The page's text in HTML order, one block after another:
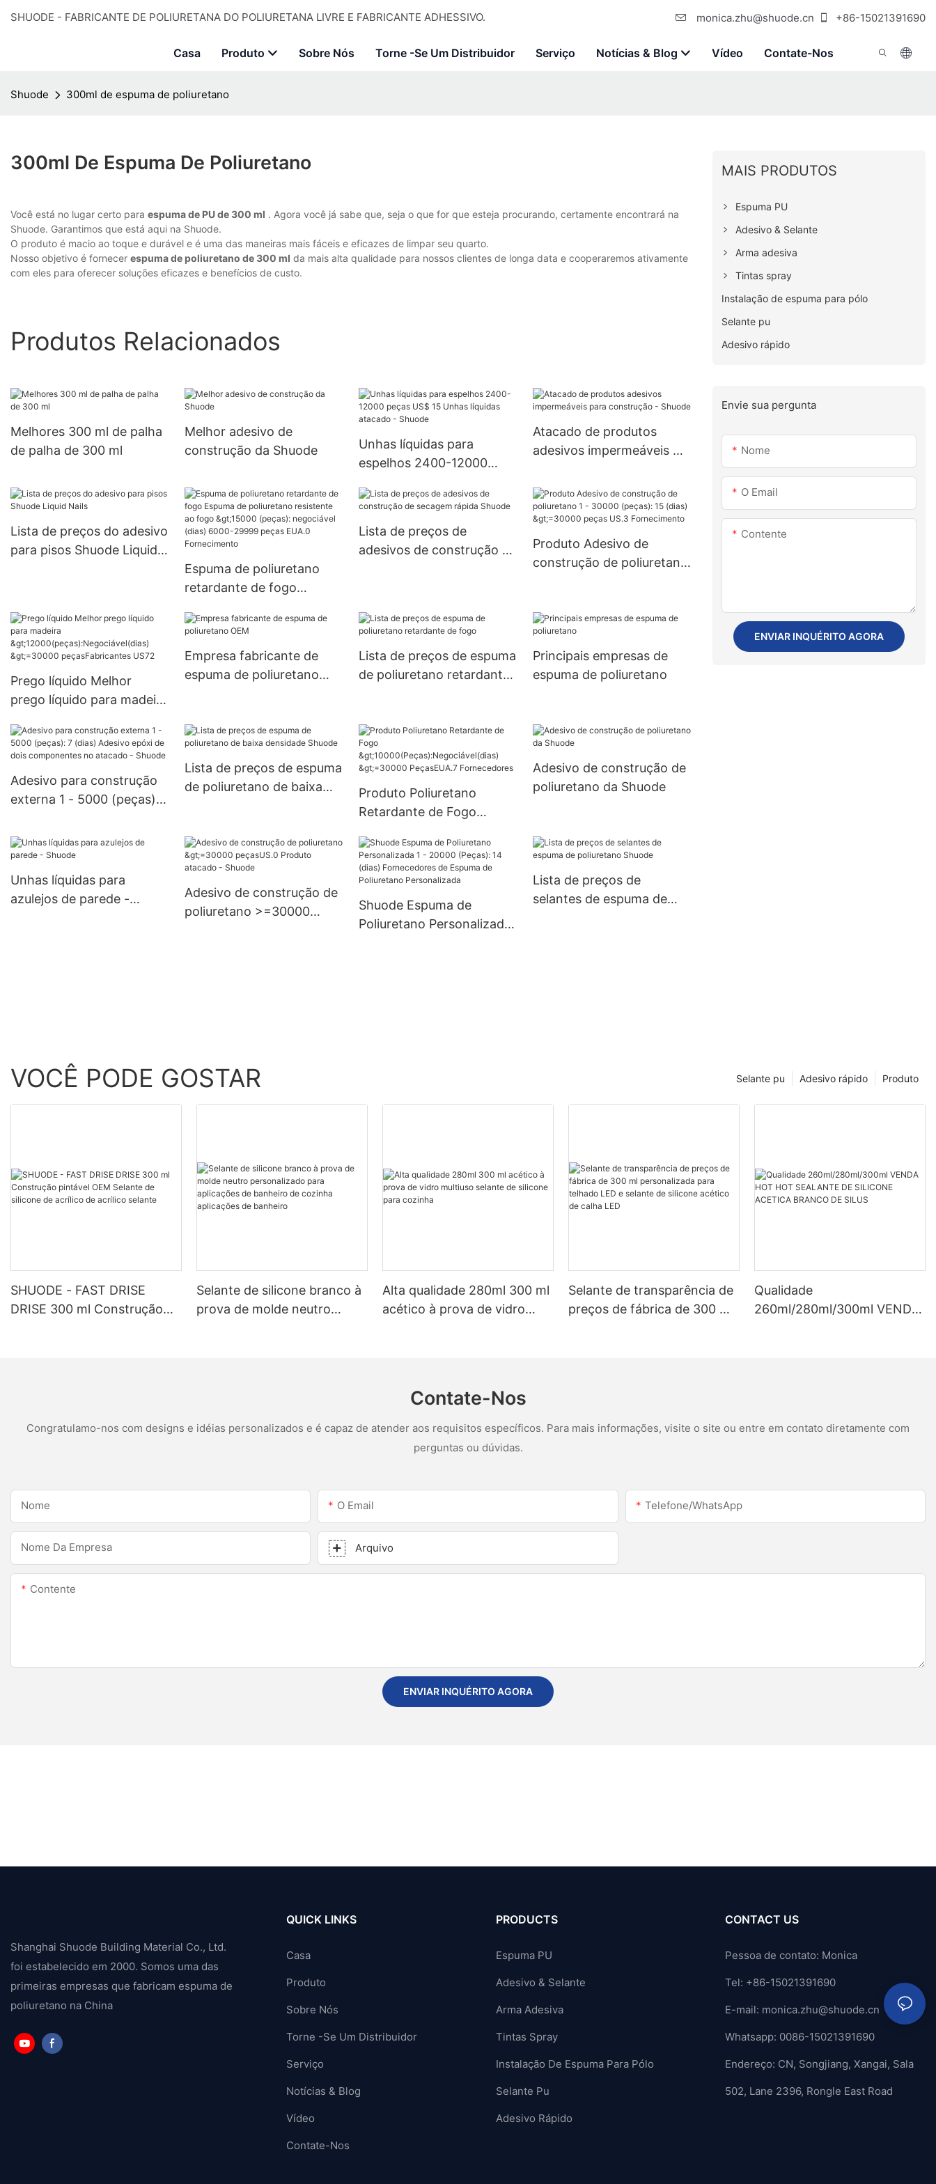
SHUODE - FABRICANTE DE POLIURETANA DO POLIURETANA LIVRE E FABRICANTE ADHESSIVO. monica.zhu@shuode.cn +86-15021391690
Casa Produto Sobre Nós Torne -se Um Distribuidor Serviço Notícias & Blog Vídeo Contate-Nos
Shuode 300ml de espuma de poliuretano
300ml De Espuma De Poliuretano
Você está no lugar certo para espuma de PU de 300 ml . Agora você já sabe que, seja o que for que esteja procurando, certamente encontrará na
Shuode. Garantimos que está aqui na Shuode.
O produto é macio ao toque e durável e é uma das maneiras mais fáceis e eficazes de limpar seu quarto.
Nosso objetivo é fornecer espuma de poliuretano de 300 ml da mais alta qualidade para nossos clientes de longa data e cooperaremos ativamente
com eles para oferecer soluções eficazes e benefícios de custo.
Produtos Relacionados
Melhores 300 ml de palha
de palha de 300 ml
Melhor adesivo de
construção da Shuode
Unhas líquidas para
espelhos 2400-12000
líquidas atacado - Shuode
Atacado de produtos
adesivos impermeáveis ​​
Lista de preços do adesivo
para pisos Shuode Liquid
Espuma de poliuretano
retardante de fogo
resistente ao fogo >15000
6000-29999 peças EUA.0
Fornecimento
Lista de preços de
adesivos de construção de
Produto Adesivo de
construção de poliuretano
US.3 Fornecimento
Prego líquido Melhor
prego líquido para madeira
(dias) >=30000
peçasFabricantes US72
Empresa fabricante de
espuma de poliuretano
Lista de preços de espuma
de poliuretano retardante
Principais empresas de
espuma de poliuretano
Adesivo para construção
externa 1 - 5000 (peças):
dois componentes no
atacado - Shuode
Lista de preços de espuma
de poliuretano de baixa
Produto Poliuretano
Retardante de Fogo
(dias) >=30000
PeçasEUA.7 Fornecedores
Adesivo de construção de
poliuretano da Shuode
Unhas líquidas para
azulejos de parede -
Adesivo de construção de
poliuretano >=30000
Shuode Espuma de
Poliuretano Personalizada
Lista de preços de
selantes de espuma de
MAIS PRODUTOS
Espuma PU
Adesivo & Selante
Arma adesiva
Tintas spray
Instalação de espuma para pólo
Selante pu
Adesivo rápido
Envie sua pergunta
Nome
O Email
Contente
ENVIAR INQUÉRITO AGORA
VOCÊ PODE GOSTAR Produto
Adesivo rápido
Selante pu
SHUODE - FAST DRISE
DRISE 300 ml Construção
Selante de silicone branco à
prova de molde neutro
Alta qualidade 280ml 300 ml
acético à prova de vidro
Selante de transparência de
preços de fábrica de 300 ml
Qualidade
260ml/280ml/300ml VENDA
Contate-Nos
Congratulamo-nos com designs e idéias personalizados e é capaz de atender aos requisitos específicos. Para mais informações, visite o site ou entre em contato diretamente com
perguntas ou dúvidas.
Nome O Email Telefone/WhatsApp
Nome Da Empresa Arquivo
Contente
ENVIAR INQUÉRITO AGORA
Shanghai Shuode Building Material Co., Ltd.
foi estabelecido em 2000. Somos uma das
primeiras empresas que fabricam espuma de
poliuretano na China
QUICK LINKS
Casa
Produto
Sobre Nós
Torne -se Um Distribuidor
Serviço
Notícias & Blog
Vídeo
Contate-Nos
PRODUCTS
Espuma PU
Adesivo & Selante
Arma Adesiva
Tintas Spray
Instalação De Espuma Para Pólo
Selante Pu
Adesivo Rápido
CONTACT US
Pessoa de contato: Monica
Tel: +86-15021391690
E-mail: monica.zhu@shuode.cn
Whatsapp: 0086-15021391690
Endereço: CN, Songjiang, Xangai, Sala
502, Lane 2396, Rongle East Road